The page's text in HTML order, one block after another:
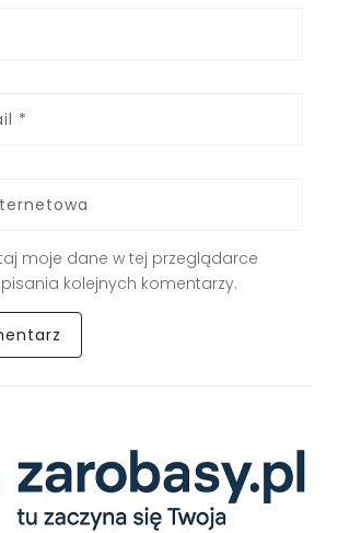
moje dane w tej przeglądarce
kolejnych komentarzy.